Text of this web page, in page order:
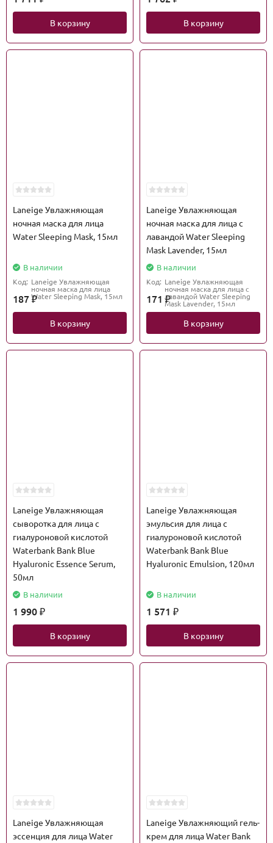
В корзину В корзину
Laneige Увлажняющая
ночная маска для лица
Water Sleeping Mask, 15мл
В наличии
Код: Laneige Увлажняющая
ночная маска для лица
Water Sleeping Mask, 15мл
187₽
В корзину
Laneige Увлажняющая
ночная маска для лица с
лавандой Water Sleeping
Mask Lavender, 15мл
В наличии
Код: Laneige Увлажняющая
ночная маска для лица с
лавандой Water Sleeping
Mask Lavender, 15мл
171₽
В корзину
Laneige Увлажняющая
сыворотка для лица с
гиалуроновой кислотой
Waterbank Bank Blue
Hyaluronic Essence Serum,
50мл
В наличии
1 990 ₽
В корзину
Laneige Увлажняющая
эмульсия для лица с
гиалуроновой кислотой
Waterbank Bank Blue
Hyaluronic Emulsion, 120мл
В наличии
1 571 ₽
В корзину
Laneige Увлажняющая
эссенция для лица Water
Laneige Увлажняющий гель-
крем для лица Water Bank